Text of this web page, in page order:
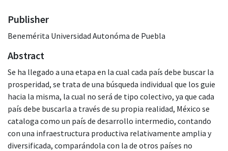
Publisher
Benemérita Universidad Autonóma de Puebla
Abstract
Se ha llegado a una etapa en la cual cada país debe buscar la
prosperidad, se trata de una búsqueda individual que los guie
hacia la misma, la cual no será de tipo colectivo, ya que cada
país debe buscarla a través de su propia realidad, México se
cataloga como un país de desarrollo intermedio, contando
con una infraestructura productiva relativamente amplia y
diversificada, comparándola con la de otros países no